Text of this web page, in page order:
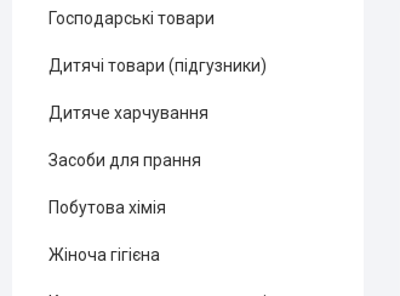
Господарські товари
Дитячі товари (підгузники)
Дитяче харчування
Засоби для прання
Побутова хімія
Жіноча гігієна